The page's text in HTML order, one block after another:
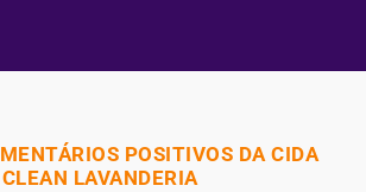
POSITIVOS DA CIDA
CLEAN LAVANDERIA